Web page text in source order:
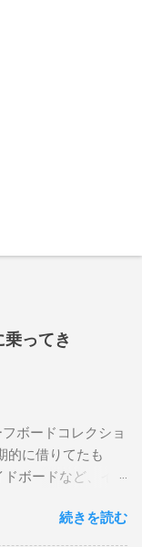
ってき
ボードコレクショ
的に借りてたも
ボードなど、イ
す。 記録と残して
もうすでに人に
続きを読む